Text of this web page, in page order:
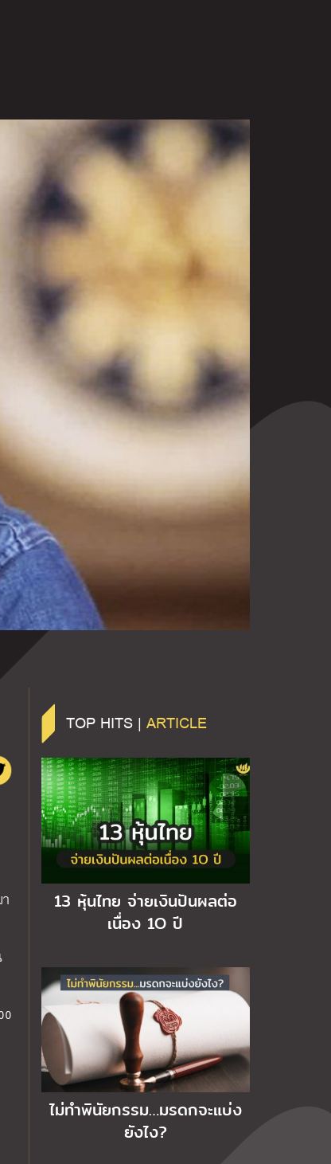
TOP HITS | ARTICLE
13 หุ้นไทย จ่ายเงินปันผลต่อ
เนื่อง 1O ปี
ไม่ทำพินัยกรรม…มรดกจะแบ่ง
ยังไง?